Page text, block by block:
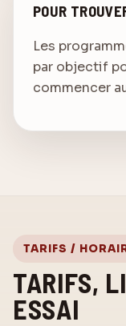
POUR
Les
par objectif
commencer
TARIFS /
TARIFS,
ESSAI